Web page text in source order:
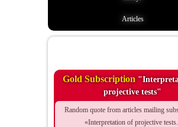
Articles
Gold Subscription
projective tests"
Random quote from articles mailing
«Interpretation of projective